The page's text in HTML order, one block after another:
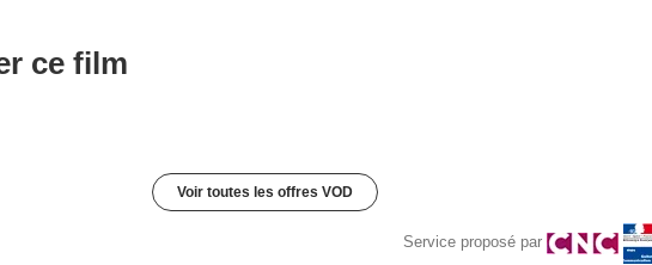
ce film
Voir toutes les offres VOD
Service proposé par